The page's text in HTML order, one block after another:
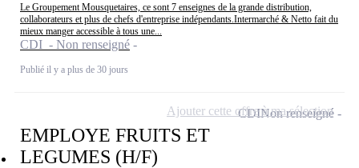
Le Groupement Mousquetaires, ce sont 7 enseignes de la grande distribution,
collaborateurs et plus de chefs d'entreprise indépendants.Intermarché & Netto fait du
mieux manger accessible à tous une...
CDI - Non renseigné
Publié il y a plus de 30 jours
EMPLOYE FRUITS ET
LEGUMES (H/F)
CDINon renseigné
Ajouter cette offre à ma sélection